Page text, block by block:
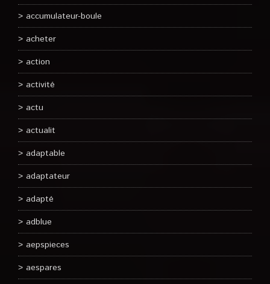
accumulateur-boule
acheter
action
activité
actu
actualit
adaptable
adaptateur
adapté
adblue
aepspieces
aespares